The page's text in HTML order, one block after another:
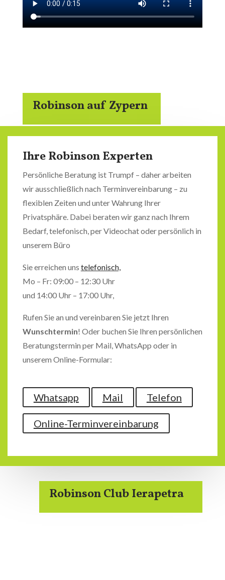
Robinson auf Zypern
Ihre Robinson Experten
Persönliche Beratung ist Trumpf – daher arbeiten
wir ausschließlich nach Terminvereinbarung – zu
flexiblen Zeiten und unter Wahrung Ihrer
Privatsphäre. Dabei beraten wir ganz nach Ihrem
Bedarf, telefonisch, per Videochat oder persönlich in
unserem Büro
Sie erreichen uns telefonisch,
Mo – Fr: 09:00 – 12:30 Uhr
und 14:00 Uhr – 17:00 Uhr,
Rufen Sie an und vereinbaren Sie jetzt Ihren
Wunschtermin! Oder buchen Sie Ihren persönlichen
Beratungstermin per Mail, WhatsApp oder in
unserem Online-Formular:
Whatsapp Mail Telefon
Online-Terminvereinbarung
Robinson Club Ierapetra